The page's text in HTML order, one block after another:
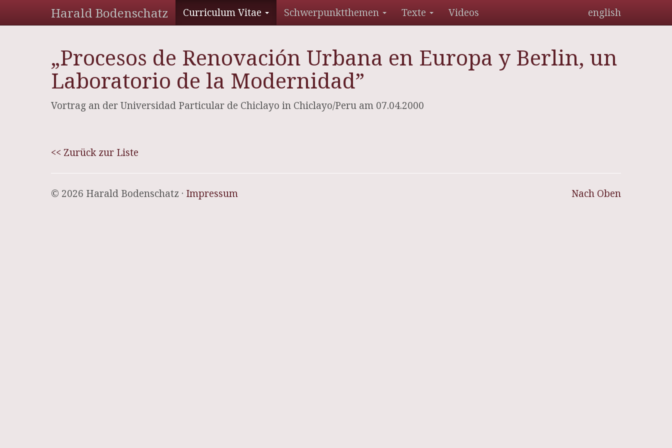
Harald Bodenschatz Curriculum Vitae Schwerpunktthemen Texte Videos english
„Procesos de Renovación Urbana en Europa y Berlin, un
Laboratorio de la Modernidad”
Vortrag an der Universidad Particular de Chiclayo in Chiclayo/Peru am 07.04.2000
<< Zurück zur Liste
Nach Oben
© 2026 Harald Bodenschatz · Impressum